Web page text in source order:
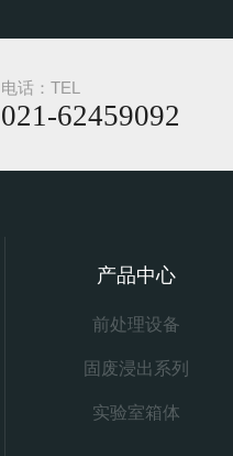
电话：TEL
021-62459092
产品中心
前处理设备
固废浸出系列
实验室箱体